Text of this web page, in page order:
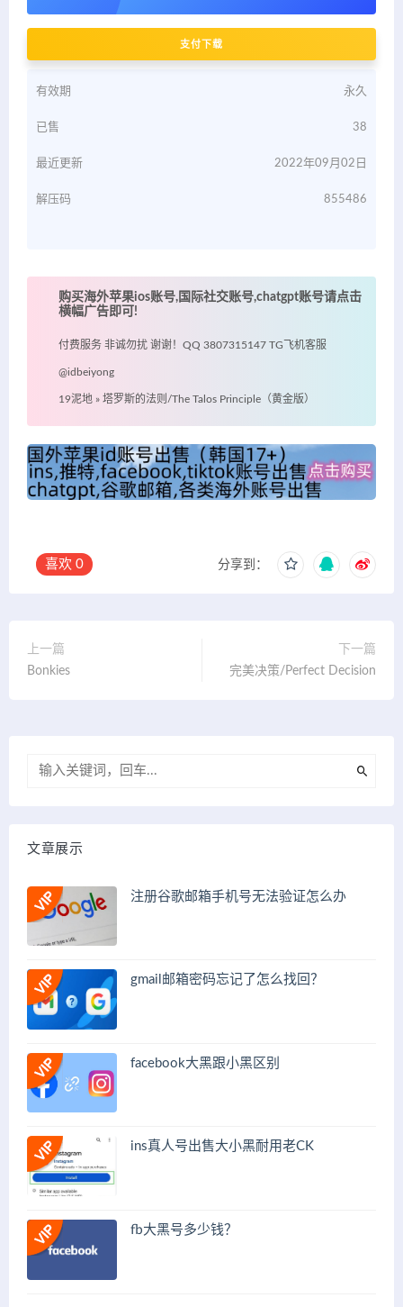
支付下载
有效期 永久
已售 38
最近更新 2022年09月02日
解压码 855486
购买海外苹果ios账号,国际社交账号,chatgpt账号请点击
横幅广告即可!
付费服务 非诚勿扰 谢谢！QQ 3807315147 TG飞机客服
@idbeiyong
19泥地 » 塔罗斯的法则/The Talos Principle（黄金版）
喜欢 0 分享到：
上一篇
Bonkies
下一篇
完美决策/Perfect Decision
文章展示
注册谷歌邮箱手机号无法验证怎么办
gmail邮箱密码忘记了怎么找回？
facebook大黑跟小黑区别
ins真人号出售大小黑耐用老CK
fb大黑号多少钱？